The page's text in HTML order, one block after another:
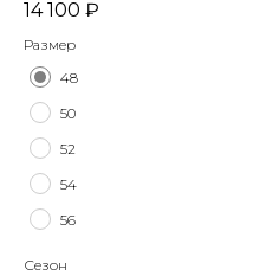
14 100 ₽
Размер
48
50
52
54
56
Сезон